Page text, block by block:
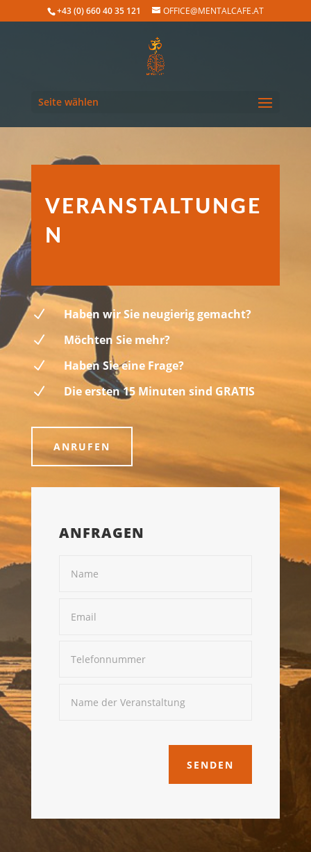
+43 (0) 660 40 35 121 OFFICE@MENTALCAFE.AT
Seite wählen
VERANSTALTUNGE
N
N
Haben wir Sie neugierig gemacht?
N
Möchten Sie mehr?
N
Haben Sie eine Frage?
N
Die ersten 15 Minuten sind GRATIS
ANRUFEN
ANFRAGEN
SENDEN